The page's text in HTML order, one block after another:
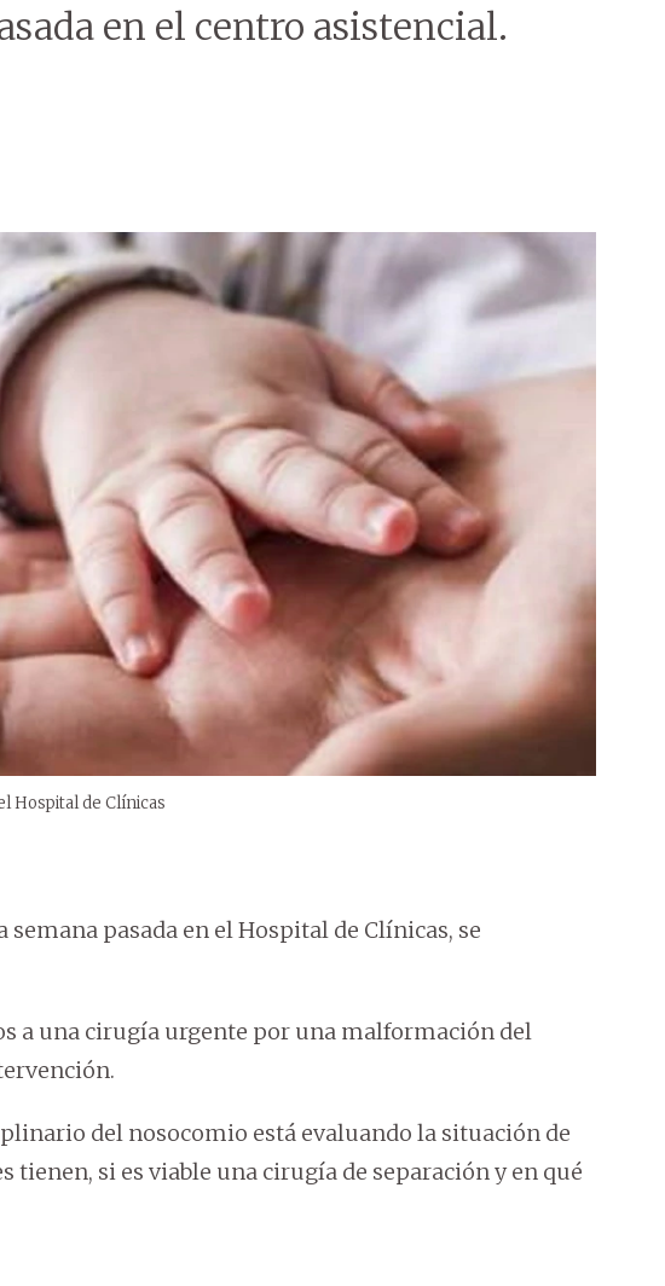
en el centro asistencial.
Hospital de Clínicas
semana pasada en el Hospital de Clínicas, se
a una cirugía urgente por una malformación del
del nosocomio está evaluando la situación de
tienen, si es viable una cirugía de separación y en qué